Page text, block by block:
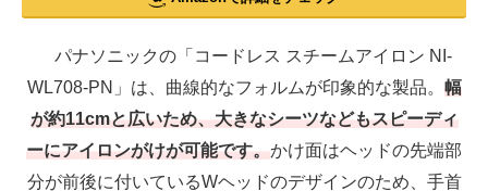
パナソニックの「コードレス スチームアイロン NI-
WL708-PN」は、曲線的なフォルムが印象的な製品。 幅
が約11cmと広いため、大きなシーツなどもスピーディ
ーにアイロンがけが可能です。かけ面はヘッドの先端部
分が前後に付いているWヘッドのデザインのため、手首